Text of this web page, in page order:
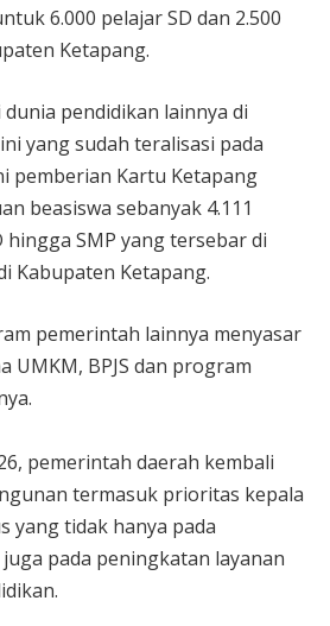
6.000 pelajar SD dan 2.500
Ketapang.
pendidikan lainnya di
yang sudah teralisasi pada
pemberian Kartu Ketapang
beasiswa sebanyak 4.111
hingga SMP yang tersebar di
Kabupaten Ketapang.
pemerintah lainnya menyasar
UMKM, BPJS dan program
pemerintah daerah kembali
termasuk prioritas kepala
yang tidak hanya pada
pada peningkatan layanan